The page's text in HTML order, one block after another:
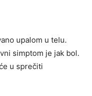
upalom u telu.
simptom je jak bol.
u sprečiti